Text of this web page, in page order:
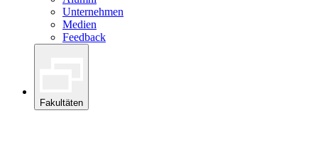
Unternehmen
Medien
Feedback
Fakultäten